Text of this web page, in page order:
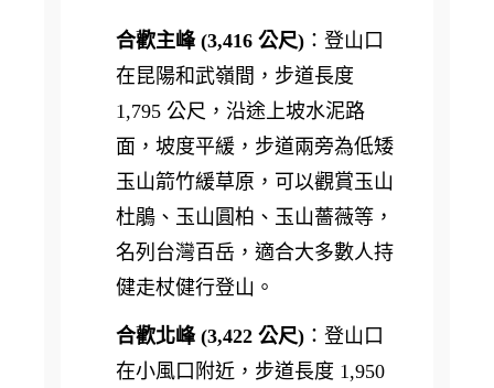
合歡主峰 (3,416 公尺) ：登山口
在昆陽和武嶺間，步道長度
1,795 公尺，沿途上坡水泥路
面，坡度平緩，步道兩旁為低矮
玉山箭竹緩草原，可以觀賞玉山
杜鵑、玉山圓柏、玉山薔薇等，
名列台灣百岳，適合大多數人持
健走杖健行登山。
合歡北峰 (3,422 公尺) ：登山口
在小風口附近，步道長度 1,950